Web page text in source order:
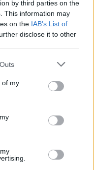
by third parties on the
This information may
on the IAB’s List of
disclose it to other
of my
550 εκατ. ευρώ – Καθαρά
σε 451 επιχειρήσεις
Κάλυψη εισφορών